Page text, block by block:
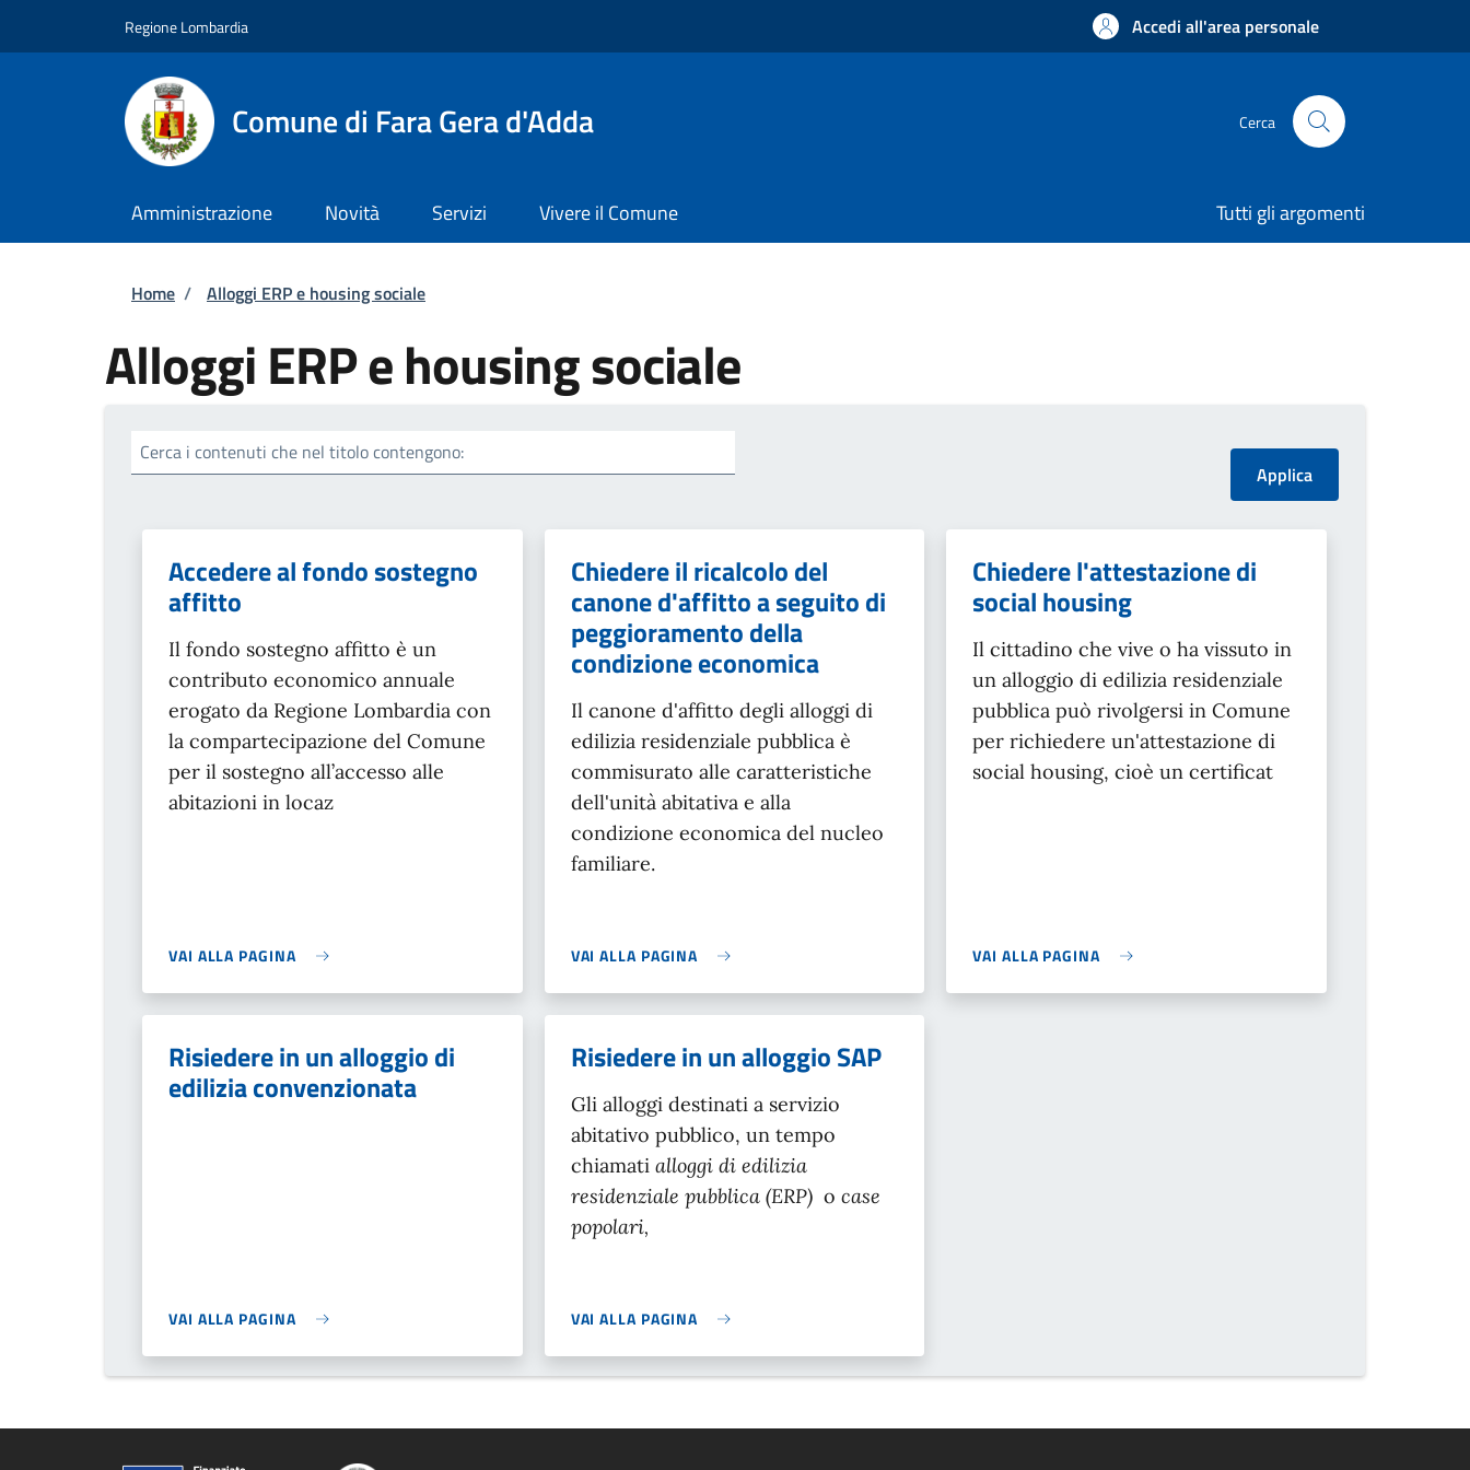
Regione Lombardia Accedi all'area personale
Comune di Fara Gera d'Adda Cerca
Amministrazione Novità Servizi Vivere il Comune Tutti gli argomenti
Briciole di pane
Home / Alloggi ERP e housing sociale
Alloggi ERP e housing sociale
Cerca i contenuti che nel titolo contengono:
Accedere al fondo sostegno
affitto
Il fondo sostegno affitto è un
contributo economico annuale
erogato da Regione Lombardia con
la compartecipazione del Comune
per il sostegno all’accesso alle
abitazioni in locaz
VAI ALLA PAGINA
Chiedere il ricalcolo del
canone d'affitto a seguito di
peggioramento della
condizione economica
Il canone d'affitto degli alloggi di
edilizia residenziale pubblica è
commisurato alle caratteristiche
dell'unità abitativa e alla
condizione economica del nucleo
familiare.
VAI ALLA PAGINA
Chiedere l'attestazione di
social housing
Il cittadino che vive o ha vissuto in
un alloggio di edilizia residenziale
pubblica può rivolgersi in Comune
per richiedere un'attestazione di
social housing, cioè un certificat
VAI ALLA PAGINA
Risiedere in un alloggio di
edilizia convenzionata
VAI ALLA PAGINA
Risiedere in un alloggio SAP
Gli alloggi destinati a servizio
abitativo pubblico, un tempo
chiamati alloggi di edilizia
residenziale pubblica (ERP)o case
popolari,
VAI ALLA PAGINA